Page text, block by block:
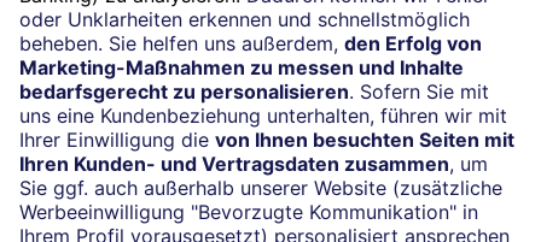
Vertrag widerrufen
Impressum